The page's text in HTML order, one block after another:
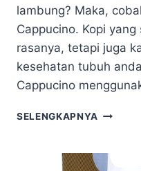
lambung? Maka,
Cappucino. Kopi
rasanya, tetapi juga
kesehatan tubuh
Cappucino
SELENGKAPNYA